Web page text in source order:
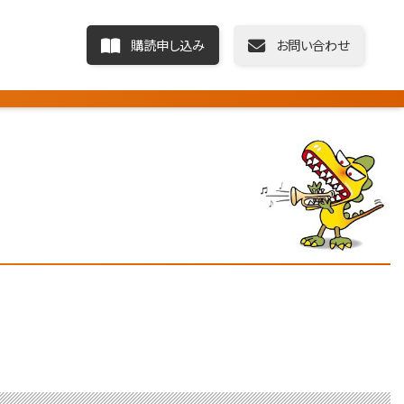
購読申し込み お問い合わせ